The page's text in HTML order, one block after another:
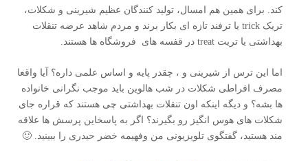
کند. برای همین هم امسال، تولید کنندگان عظیم شیرینی و شکلات،
تریک trick یا ترفند تازه ای بکار برند و مردم شاهد عرضه تنقلات
بهداشتی یا تریت treat در قفسه های فروشگاه ها هستند.
اما این ترس از شیرینی و ، چقدر پایه و اساس علمی داره؟ آیا واقعا
مصرف افراطی شکلات در شب هالوین باید موجب نگرانی خانواده
ها بشه؟ و دیگه اینکه اون تنقلات بهداشتی چی هستند که قراره جای
شکلات های هوس انگیز رو بگیرند؟ اگر به پاسخاین پرسش ها علاقه
مند هستید، گفتگوی تلویزیونی من وفهیمه خضر حیدری را ببینید. 🙂